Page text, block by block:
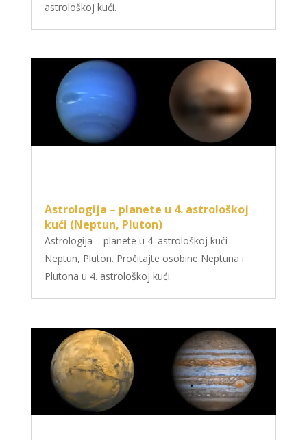
astrološkoj kući.
Astrologija – planete u 4. astrološkoj
kući (Neptun, Pluton)
Astrologija – planete u 4. astrološkoj kući
Neptun, Pluton. Pročitajte osobine Neptuna i
Plutona u 4. astrološkoj kući.